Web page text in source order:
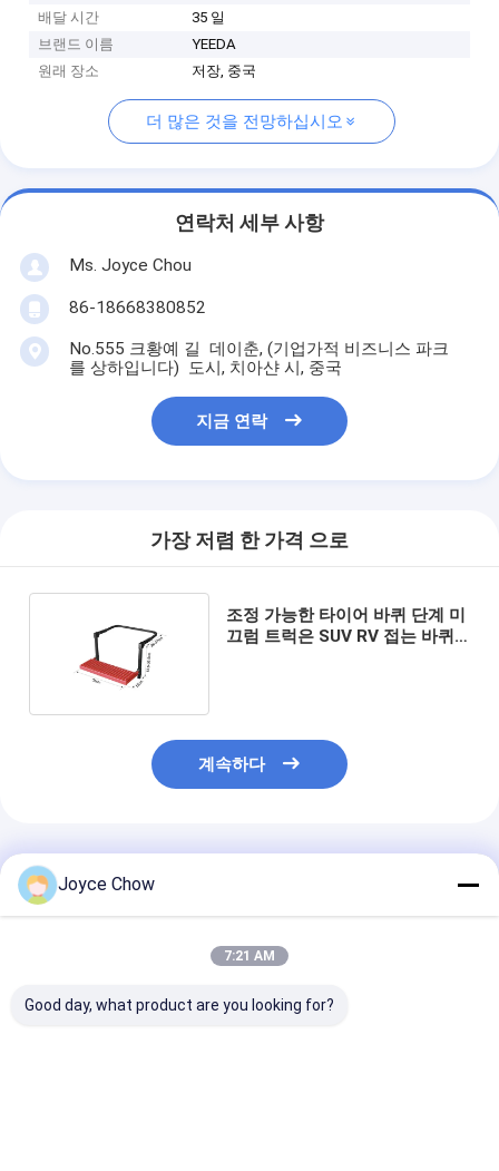
배달 시간
35 일
브랜드 이름
YEEDA
원래 장소
저장, 중국
더 많은 것을 전망하십시오
연락처 세부 사항
Ms. Joyce Chou
86-18668380852
No.555 크황예 길 데이춘, (기업가적 비즈니스 파크
를 상하입니다) 도시, 치아샨 시, 중국
지금 연락
가장 저렴 한 가격 으로
조정 가능한 타이어 바퀴 단계 미
끄럼 트럭은 SUV RV 접는 바퀴
계속하다
추천된 제품
Joyce Chow
7:21 AM
Good day, what product are you looking for?